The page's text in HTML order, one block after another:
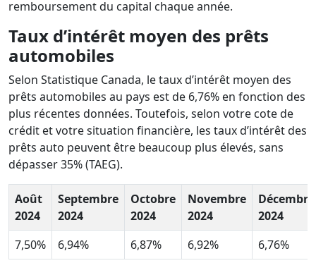
remboursement du capital chaque année.
Taux d’intérêt moyen des prêts
automobiles
Selon Statistique Canada, le taux d’intérêt moyen des
prêts automobiles au pays est de 6,76% en fonction des
plus récentes données. Toutefois, selon votre cote de
crédit et votre situation financière, les taux d’intérêt des
prêts auto peuvent être beaucoup plus élevés, sans
dépasser 35% (TAEG).
Août
2024
Septembre
2024
Octobre
2024
Novembre
2024
Décembre
2024
7,50%
6,94% 6,87% 6,92% 6,76%